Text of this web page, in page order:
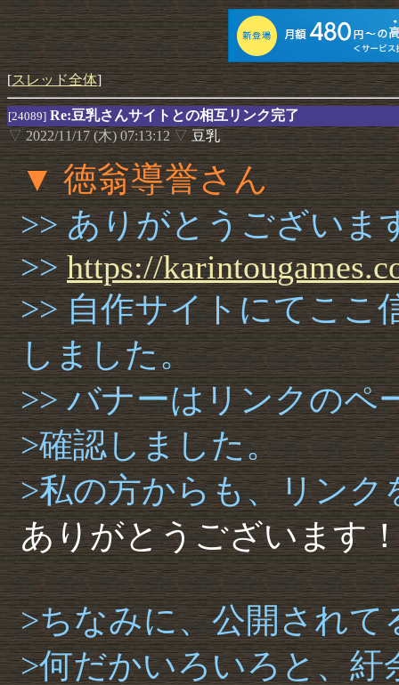
[スレッド全体]
[24089] Re:豆乳さんサイトとの相互リンク完了
▽ 2022/11/17 (木) 07:13:12 ▽ 豆乳
▼ 徳翁導誉さん
>> ありがとうございま
>>https://karintougames.
>> 自作サイトにてここ
しました。
>> バナーはリンクのペ
>確認しました。
>私の方からも、リン
ありがとうございます
>ちなみに、公開され
>何だかいろいろと、